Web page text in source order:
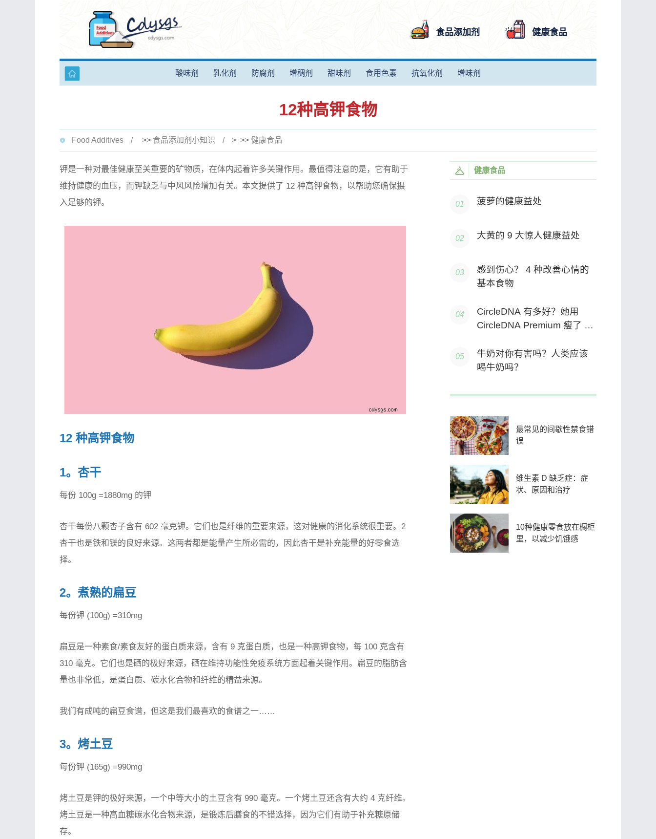
食品添加剂 健康食品
酸味剂 乳化剂 防腐剂 增稠剂 甜味剂 食用色素 抗氧化剂 增味剂
12种高钾食物
Food Additives >> 食品添加剂小知识 > >> 健康食品
钾是一种对最佳健康至关重要的矿物质，在体内起着许多关键作用。最值得注意的是，它有助于
维持健康的血压，而钾缺乏与中风风险增加有关。本文提供了 12 种高钾食物，以帮助您确保摄
入足够的钾。
12 种高钾食物
1。杏干
每份 100g =1880mg 的钾
杏干每份八颗杏子含有 602 毫克钾。它们也是纤维的重要来源，这对健康的消化系统很重要。2
杏干也是铁和镁的良好来源。这两者都是能量产生所必需的，因此杏干是补充能量的好零食选
择。
2。煮熟的扁豆
每份钾 (100g) =310mg
扁豆是一种素食/素食友好的蛋白质来源，含有 9 克蛋白质，也是一种高钾食物，每 100 克含有
310 毫克。它们也是硒的极好来源，硒在维持功能性免疫系统方面起着关键作用。扁豆的脂肪含
量也非常低，是蛋白质、碳水化合物和纤维的精益来源。
我们有成吨的扁豆食谱，但这是我们最喜欢的食谱之一……
3。烤土豆
每份钾 (165g) =990mg
烤土豆是钾的极好来源，一个中等大小的土豆含有 990 毫克。一个烤土豆还含有大约 4 克纤维。
烤土豆是一种高血糖碳水化合物来源，是锻炼后膳食的不错选择，因为它们有助于补充糖原储
存。
健康食品
菠萝的健康益处
大黄的 9 大惊人健康益处
感到伤心？ 4 种改善心情的
基本食物
CircleDNA 有多好？她用
CircleDNA Premium 瘦了 25
牛奶对你有害吗？人类应该
喝牛奶吗？
最常见的间歇性禁食错
误
维生素 D 缺乏症：症
状、原因和治疗
10种健康零食放在橱柜
里，以减少饥饿感